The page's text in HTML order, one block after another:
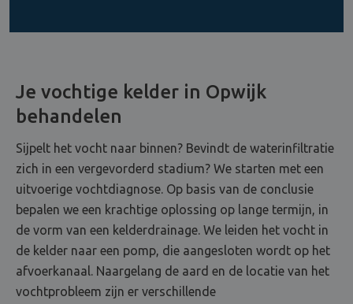
Je vochtige kelder in Opwijk
behandelen
Sijpelt het vocht naar binnen? Bevindt de waterinfiltratie
zich in een vergevorderd stadium? We starten met een
uitvoerige vochtdiagnose. Op basis van de conclusie
bepalen we een krachtige oplossing op lange termijn, in
de vorm van een kelderdrainage. We leiden het vocht in
de kelder naar een pomp, die aangesloten wordt op het
afvoerkanaal. Naargelang de aard en de locatie van het
vochtprobleem zijn er verschillende